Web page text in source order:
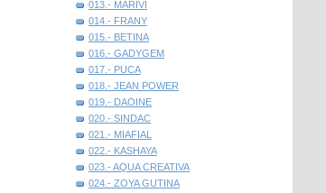
013.- MARIVI
014.- FRANY
015.- BETINA
016.- GADYGEM
017.- PUCA
018.- JEAN POWER
019.- DAOINE
020.- SINDAC
021.- MIAFIAL
022.- KASHAYA
023.- AQUA CREATIVA
024.- ZOYA GUTINA